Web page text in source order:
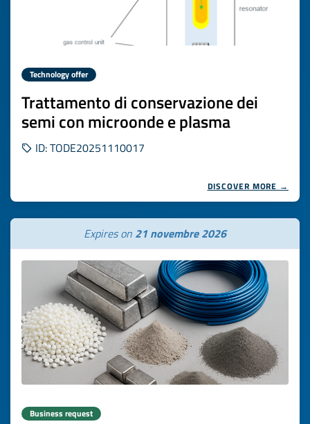
Technology offer
Trattamento di conservazione dei
semi con microonde e plasma
ID: TODE20251110017
DISCOVER MORE →
Expires on 21 novembre 2026
Business request